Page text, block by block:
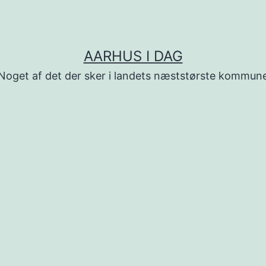
AARHUS I DAG
af det der sker i landets næststørste